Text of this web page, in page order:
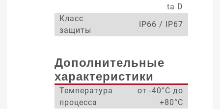
ta D
Класс
защиты
IP66 / IP67
Дополнительные
характеристики
Температура
процесса
от -40°С до
+80°С